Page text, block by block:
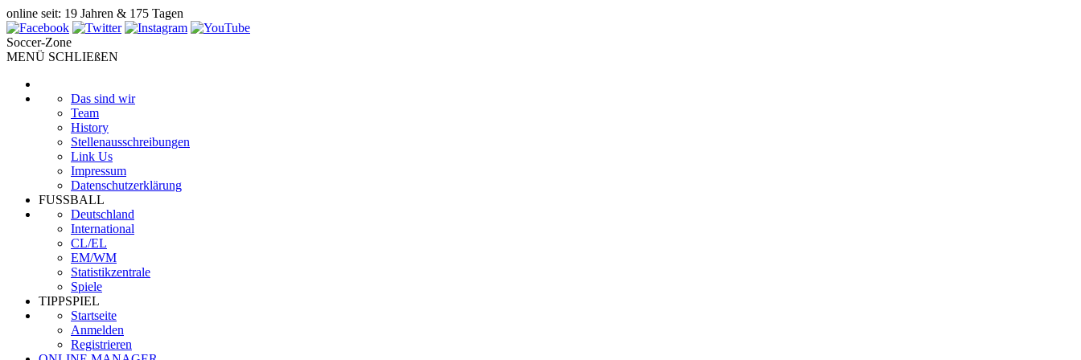
online seit: 19 Jahren & 175 Tagen
Soccer-Zone
MENÜ SCHLIEßEN
Das sind wir
Team
History
Stellenausschreibungen
Link Us
Impressum
Datenschutzerklärung
FUSSBALL
Deutschland
International
CL/EL
EM/WM
Statistikzentrale
Spiele
TIPPSPIEL
Startseite
Anmelden
Registrieren